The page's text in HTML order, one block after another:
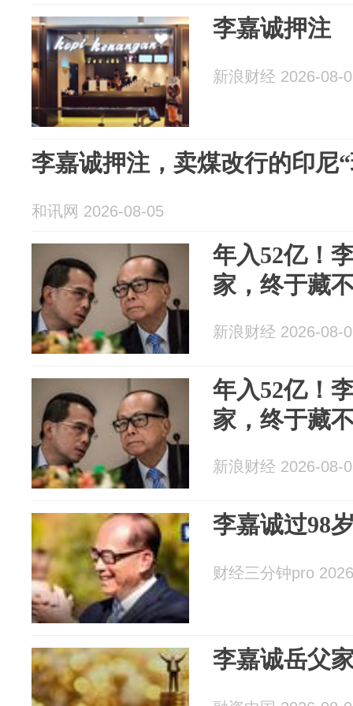
李嘉诚押注
新浪财经 2026-08-
李嘉诚押注，卖煤改行的印尼
和讯网 2026-08-05
年入52亿！
家，终于藏
新浪财经 2026-08-
年入52亿！
家，终于藏
新浪财经 2026-08-
李嘉诚过98
财经三分钟pro
李嘉诚岳父